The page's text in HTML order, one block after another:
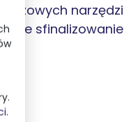
.
narzędzi
sfinalizowanie